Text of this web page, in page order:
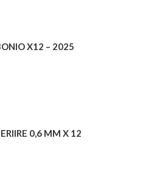
X12 – 2025
0,6 MM X 12